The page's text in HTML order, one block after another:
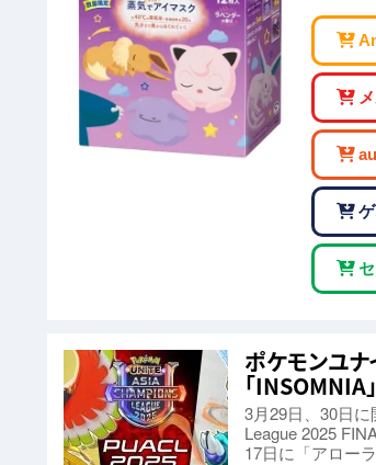
ポケモンユ
「INSOMNIA
3月29日、30日
League 2025
17日に「アロー